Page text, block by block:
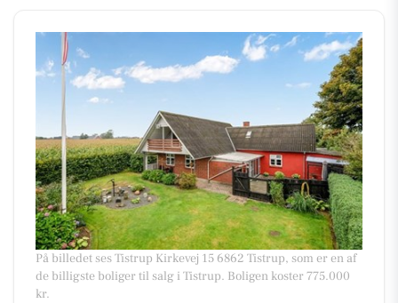
På billedet ses Tistrup Kirkevej 15 6862 Tistrup, som er en af
de billigste boliger til salg i Tistrup. Boligen koster 775.000
kr.